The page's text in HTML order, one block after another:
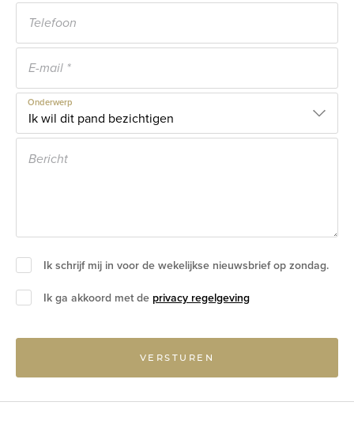
Onderwerp
Ik schrijf mij in voor de wekelijkse nieuwsbrief op zondag.
Ik ga akkoord met de privacy regelgeving
VERSTUREN